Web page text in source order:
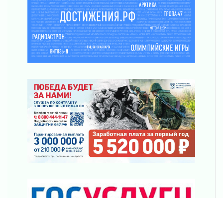
Клюква наливается, но в корзинку пока не
просится
03 августа 2026
Строительные компании Ленобласти
подняли зарплаты почти на 40% за год
03 августа 2026
Ленинградской области
03 августа 2026
Уроки безопасности для детей и взрослых
03 августа 2026
Ленобласть отмечает День Воздушно-
десантных войск
02 августа 2026
Ленобласть отметила заслуги жителей перед